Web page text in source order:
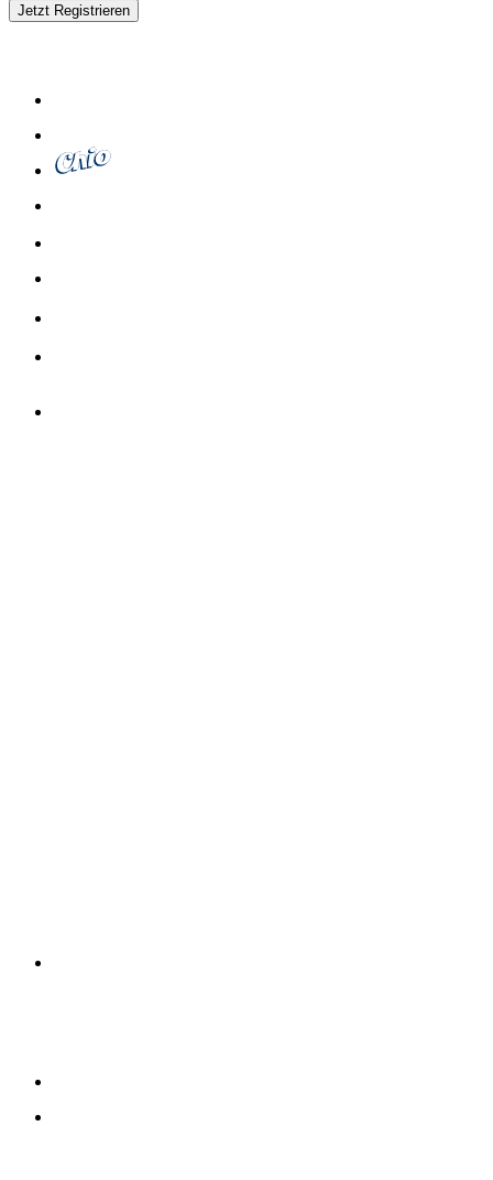
Jetzt Registrieren